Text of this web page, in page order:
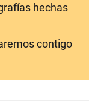
hechas
contigo